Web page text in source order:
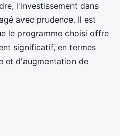
l'investissement dans
avec prudence. Il est
le programme choisi offre
significatif, en termes
et d'augmentation de